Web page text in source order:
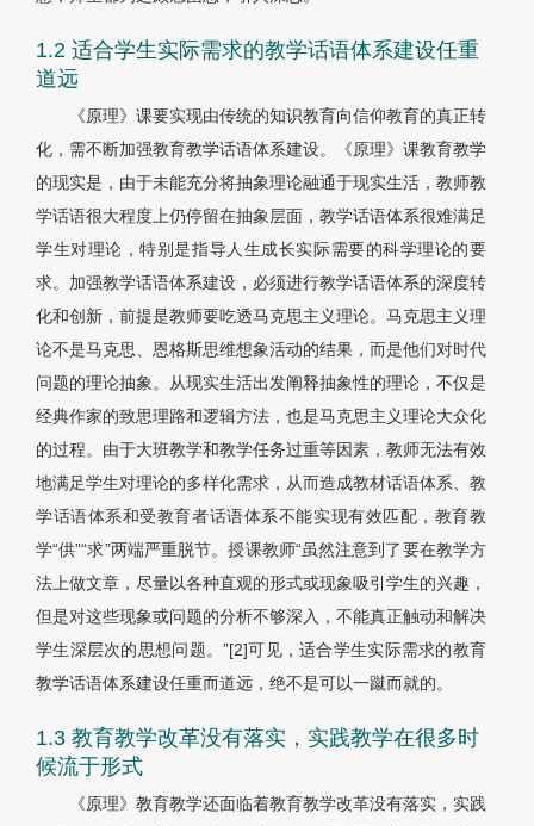
1.2 适合学生实际需求的教学话语体系建设任重
道远
《原理》课要实现由传统的知识教育向信仰教育的真正转
化，需不断加强教育教学话语体系建设。《原理》课教育教学
的现实是，由于未能充分将抽象理论融通于现实生活，教师教
学话语很大程度上仍停留在抽象层面，教学话语体系很难满足
学生对理论，特别是指导人生成长实际需要的科学理论的要
求。加强教学话语体系建设，必须进行教学话语体系的深度转
化和创新，前提是教师要吃透马克思主义理论。马克思主义理
论不是马克思、恩格斯思维想象活动的结果，而是他们对时代
问题的理论抽象。从现实生活出发阐释抽象性的理论，不仅是
经典作家的致思理路和逻辑方法，也是马克思主义理论大众化
的过程。由于大班教学和教学任务过重等因素，教师无法有效
地满足学生对理论的多样化需求，从而造成教材话语体系、教
学话语体系和受教育者话语体系不能实现有效匹配，教育教
学“供”“求”两端严重脱节。授课教师“虽然注意到了要在教学方
法上做文章，尽量以各种直观的形式或现象吸引学生的兴趣，
但是对这些现象或问题的分析不够深入，不能真正触动和解决
学生深层次的思想问题。”[2]可见，适合学生实际需求的教育
教学话语体系建设任重而道远，绝不是可以一蹴而就的。
1.3 教育教学改革没有落实，实践教学在很多时
候流于形式
《原理》教育教学还面临着教育教学改革没有落实，实践